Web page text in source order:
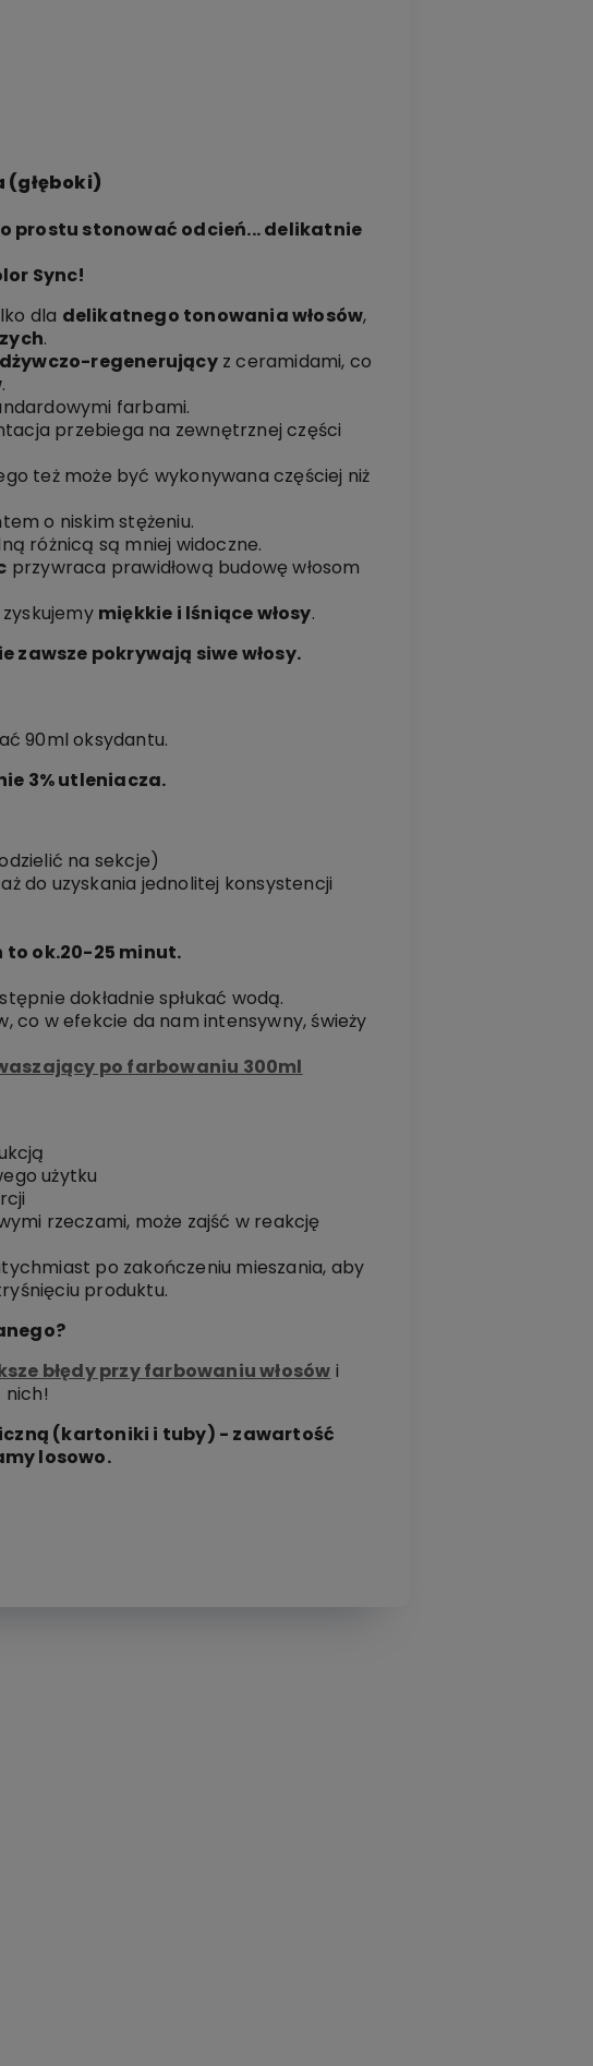
(głęboki)
prostu stonować odcień... delikatnie
Sync!
dla delikatnego tonowania włosów,
.
regenerującyz ceramidami, co
.
farbami.
przebiega na zewnętrznej części
też może być wykonywana częściej niż
o niskim stężeniu.
różnicą są mniej widoczne.
przywraca prawidłową budowę włosom
miękkie i lśniące włosy.
zawsze pokrywają siwe włosy.
90ml oksydantu.
3% utleniacza.
na sekcje)
do uzyskania jednolitej konsystencji
to ok.20-25 minut.
dokładnie spłukać wodą.
co w efekcie da nam intensywny, świeży
po farbowaniu 300ml
użytku
rzeczami, może zajść w reakcję
po zakończeniu mieszania, aby
produktu.
błędy przy farbowaniu włosów i
nich!
(kartoniki i tuby) - zawartość
losowo.